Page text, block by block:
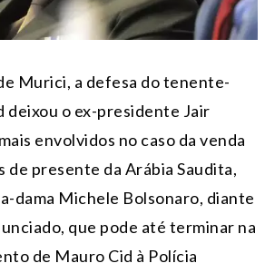
Murici, a defesa do tenente-
deixou o ex-presidente Jair
envolvidos no caso da venda
de presente da Arábia Saudita,
dama Michele Bolsonaro, diante
que pode até terminar na
de Mauro Cid à Polícia